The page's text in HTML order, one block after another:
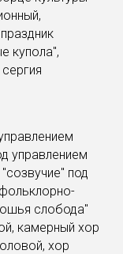
купола",
управлением
под
слобода"
камерный хор
хор